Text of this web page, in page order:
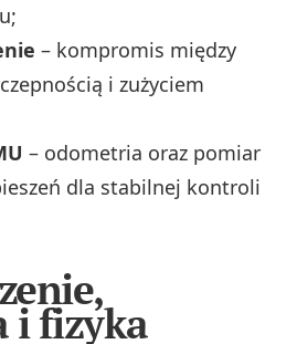
– kompromis między
i zużyciem
– odometria oraz pomiar
dla stabilnej kontroli
i fizyka